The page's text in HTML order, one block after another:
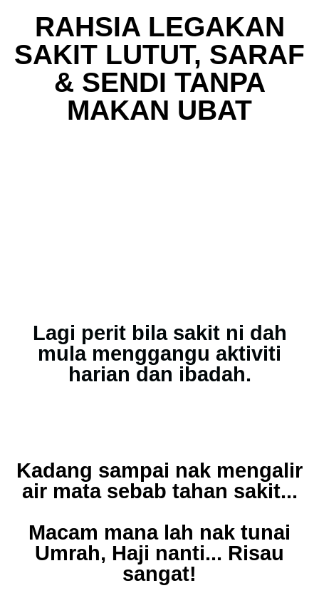
RAHSIA LEGAKAN
SAKIT LUTUT, SARAF
& SENDI TANPA
MAKAN UBAT
Lagi perit bila sakit ni dah
mula menggangu aktiviti
harian dan ibadah.
Kadang sampai nak mengalir
air mata sebab tahan sakit...
Macam mana lah nak tunai
Umrah, Haji nanti... Risau
sangat!